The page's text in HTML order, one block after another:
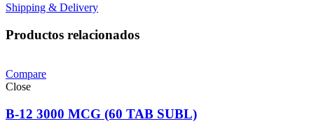
Shipping & Delivery
Productos relacionados
Compare
Close
B-12 3000 MCG (60 TAB SUBL)